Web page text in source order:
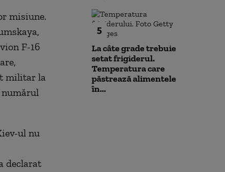
misiune.
F-16
militar la
ul nu
declarat
5
La câte grade trebuie
setat frigiderul.
Temperatura care
păstrează alimentele
în...